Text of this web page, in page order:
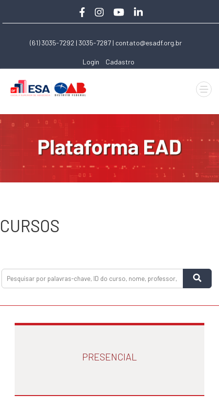
(61) 3035-7292 | 3035-7287 | contato@esadf.org.br
Login Cadastro
CURSOS
PRESENCIAL